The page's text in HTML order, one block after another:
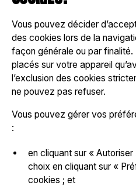
Vous pouvez décider
des cookies lors de la
façon générale ou par
placés sur votre appareil
l’exclusion des cookies
ne pouvez pas refuser.
Vous pouvez gérer vos
:
en cliquant sur «
choix en cliquant sur «
cookies ; et